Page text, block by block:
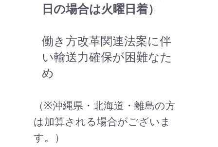
日の場合は火曜日着）
働き方改革関連法案に伴
い輸送力確保が困難なた
め
（※沖縄県・北海道・離島の方
は加算される場合がございま
す。）